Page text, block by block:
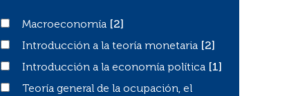
Macroeconomía
Macroeconomía
[2]
Introducción a la teoría monetaria
Introducción a la teoría monetaria
[2]
Introducción a la economía política
Introducción a la economía política
[1]
Teoría general de la ocupación, el interés y el dinero
Teoría general de la ocupación, el